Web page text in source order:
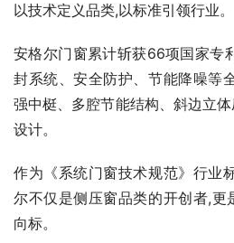
以技术定义品类,以标准引领行业。
安格尔门窗累计斩获66项国家专
封系统、安全防护、节能降噪等
强中梃、多腔节能结构、斜边立
设计。
作为《系统门窗技术规范》行业
尔不仅是侧压窗品类的开创者,更
向标。